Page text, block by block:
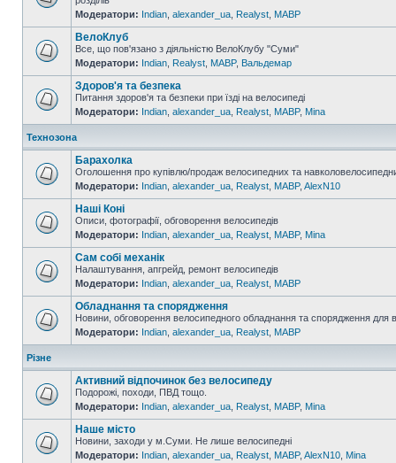
Модератори: Indian alexander_ua Realyst MABP
ВелоКлуб
Все, що пов'язано з діяльністю ВелоКлубу "Суми"
Модератори: Indian Realyst MABP, Вальдемар
Здоров'я та безпека
Питання здоров'я та безпеки при їзді на велосипеді
Модератори: Indian alexander_ua Realyst MABP, Mina
Технозона
Барахолка
Оголошення про купівлю/продаж велосипедних та
Модератори: Indian alexander_ua Realyst MABP, AlexN10
Наші Коні
Описи, фотографії, обговорення велосипедів
Модератори: Indian alexander_ua Realyst MABP, Mina
Сам собі механік
Налаштування, апгрейд, ремонт велосипедів
Модератори: Indian alexander_ua Realyst MABP
Обладнання та спорядження
Новини, обговорення велосипедного обладнання та спорядження для
Модератори: Indian alexander_ua Realyst MABP
Різне
Активний відпочинок без велосипеду
Подорожі, походи, ПВД тощо.
Модератори: Indian alexander_ua Realyst MABP, Mina
Наше місто
Новини, заходи у м.Суми. Не лише велосипедні
Модератори: Indian alexander_ua Realyst MABP, AlexN10 Mina